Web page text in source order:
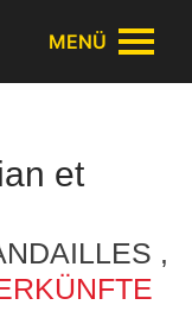
MENÜ
et
,